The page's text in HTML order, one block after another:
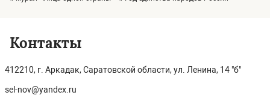
Контакты
412210, г. Аркадак, Саратовской области, ул. Ленина, 14 "б"
sel-nov@yandex.ru